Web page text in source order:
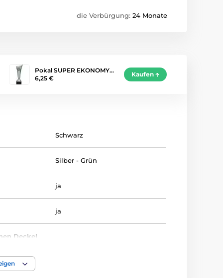
die Verbürgung: 24 Monate
Pokal SUPER EKONOMY…
6,25 €
Kaufen
Schwarz
Silber - Grün
ja
ja
Deckel